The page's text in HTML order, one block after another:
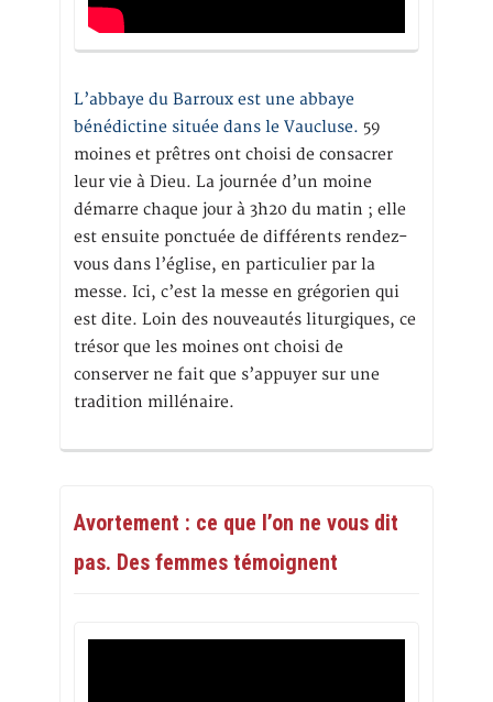
L’abbaye du Barroux est une abbaye
bénédictine située dans le Vaucluse. 59
moines et prêtres ont choisi de consacrer
leur vie à Dieu. La journée d’un moine
démarre chaque jour à 3h20 du matin ; elle
est ensuite ponctuée de différents rendez-
vous dans l’église, en particulier par la
messe. Ici, c’est la messe en grégorien qui
est dite. Loin des nouveautés liturgiques, ce
trésor que les moines ont choisi de
conserver ne fait que s’appuyer sur une
tradition millénaire.
Avortement : ce que l’on ne vous dit
pas. Des femmes témoignent